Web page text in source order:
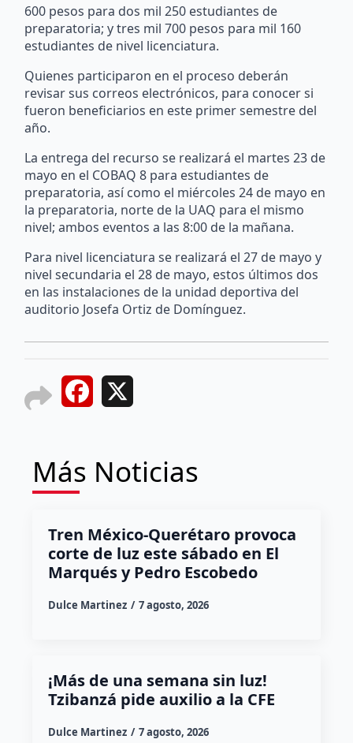
600 pesos para dos mil 250 estudiantes de
preparatoria; y tres mil 700 pesos para mil 160
estudiantes de nivel licenciatura.
Quienes participaron en el proceso deberán
revisar sus correos electrónicos, para conocer si
fueron beneficiarios en este primer semestre del
año.
La entrega del recurso se realizará el martes 23 de
mayo en el COBAQ 8 para estudiantes de
preparatoria, así como el miércoles 24 de mayo en
la preparatoria, norte de la UAQ para el mismo
nivel; ambos eventos a las 8:00 de la mañana.
Para nivel licenciatura se realizará el 27 de mayo y
nivel secundaria el 28 de mayo, estos últimos dos
en las instalaciones de la unidad deportiva del
auditorio Josefa Ortiz de Domínguez.
Facebook
Más Noticias
Tren México-Querétaro provoca
corte de luz este sábado en El
Marqués y Pedro Escobedo
Dulce Martinez 7 agosto, 2026
¡Más de una semana sin luz!
Tzibanzá pide auxilio a la CFE
Dulce Martinez 7 agosto, 2026